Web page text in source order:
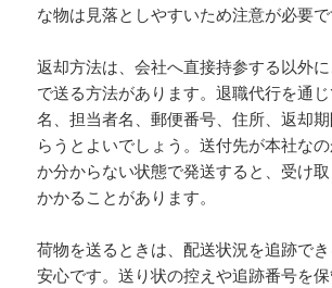
な物は見落としやすいため注意が必要で
返却方法は、会社へ直接持参する以外
で送る方法があります。退職代行を通
名、担当者名、郵便番号、住所、返却
らうとよいでしょう。送付先が本社な
か分からない状態で発送すると、受け
かかることがあります。
荷物を送るときは、配送状況を追跡で
安心です。送り状の控えや追跡番号を